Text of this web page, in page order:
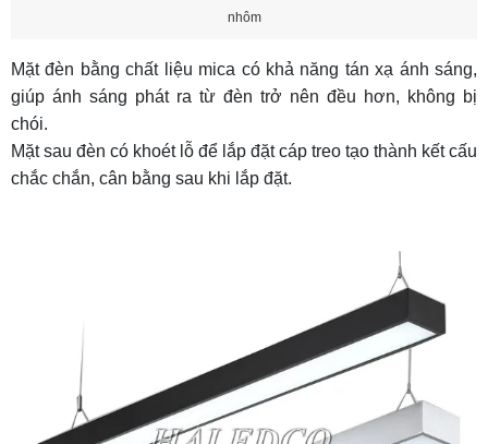
nhôm
Mặt đèn bằng chất liệu mica có khả năng tán xạ ánh sáng,
giúp ánh sáng phát ra từ đèn trở nên đều hơn, không bị
chói.
Mặt sau đèn có khoét lỗ để lắp đặt cáp treo tạo thành kết cấu
chắc chắn, cân bằng sau khi lắp đặt.